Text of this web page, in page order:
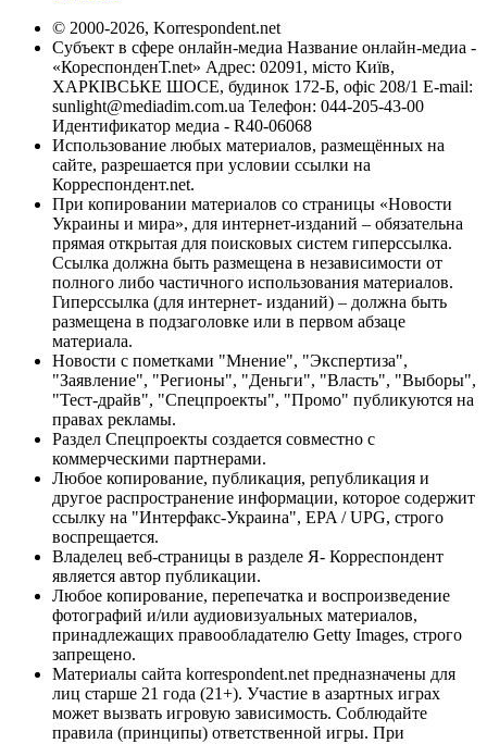
© 2000-2026, Korrespondent.net
Субъект в сфере онлайн-медиа Название онлайн-медиа -
«КореспонденТ.net» Адрес: 02091, місто Київ,
ХАРКІВСЬКЕ ШОСЕ, будинок 172-Б, офіс 208/1 E-mail:
sunlight@mediadim.com.ua Телефон: 044-205-43-00
Идентификатор медиа - R40-06068
Использование любых материалов, размещённых на
сайте, разрешается при условии ссылки на
Корреспондент.net.
При копировании материалов со страницы «Новости
Украины и мира», для интернет-изданий – обязательна
прямая открытая для поисковых систем гиперссылка.
Ссылка должна быть размещена в независимости от
полного либо частичного использования материалов.
Гиперссылка (для интернет- изданий) – должна быть
размещена в подзаголовке или в первом абзаце
материала.
Новости с пометками "Мнение", "Экспертиза",
"Заявление", "Регионы", "Деньги", "Власть", "Выборы",
"Тест-драйв", "Спецпроекты", "Промо" публикуются на
правах рекламы.
Раздел Спецпроекты создается совместно с
коммерческими партнерами.
Любое копирование, публикация, републикация и
другое распространение информации, которое содержит
ссылку на "Интерфакс-Украина", EPA / UPG, строго
воспрещается.
Владелец веб-страницы в разделе Я- Корреспондент
является автор публикации.
Любое копирование, перепечатка и воспроизведение
фотографий и/или аудиовизуальных материалов,
принадлежащих правообладателю Getty Images, строго
запрещено.
Материалы сайта korrespondent.net предназначены для
лиц старше 21 года (21+). Участие в азартных играх
может вызвать игровую зависимость. Соблюдайте
правила (принципы) ответственной игры. При